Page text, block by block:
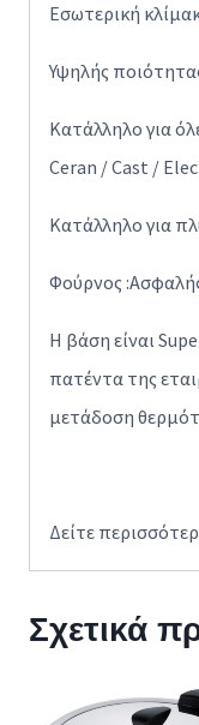
Εσωτερική
Υψηλής
Κατάλληλο για
Ceran / Cast /
Κατάλληλο για
Φούρνος
Η βάση είναι
πατέντα της
μετάδοση
Δείτε
Σχετικά